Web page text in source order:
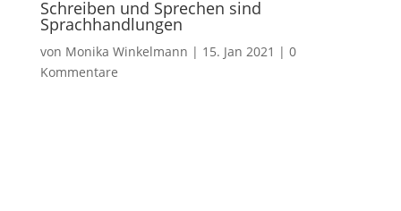
Schreiben und Sprechen sind
Sprachhandlungen
von Monika Winkelmann | 15. Jan 2021 | 0
Kommentare